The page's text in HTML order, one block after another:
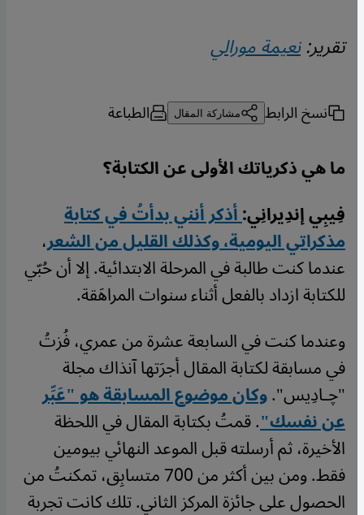
تقرير:نعيمة مورالي
نسخ الرابط مشاركة المقال الطباعة
ما هي ذكرياتك الأولى عن الكتابة؟
فِيبِي إندِيرانِي:أذكر أنني بدأتُ في كتابة
مذكراتي اليومية، وكذلك القليل من الشعر،
عندما كنت طالبة في المرحلة الابتدائية. إلا أن حُبّي
للكتابة ازداد بالفعل أثناء سنوات المراهَقة.
وعندما كنت في السابعة عشرة من عمري، فُزتُ
في مسابقة لكتابة المقال أجرَتها آنذاك مجلة
"ﭼـادِيس".وكان موضوع المسابقة هو "عَبِّر
عن نفسك". قمتُ بكتابة المقال في اللحظة
الأخيرة، ثم أرسلته قبل الموعد النهائي بيومين
فقط. ومن بين أكثر من 700 متسابِق، تمكنتُ من
الحصول على جائزة المركز الثاني. تلك كانت تجربة